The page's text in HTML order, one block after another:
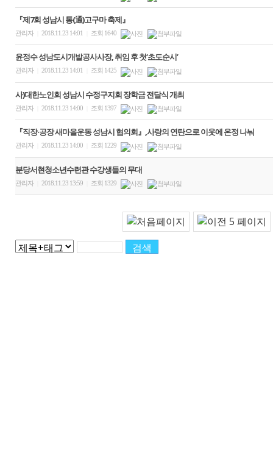
『제7회 성남시 통(通)고구마 축제』
관리자 2018.11.23 14:01 조회 1640
윤정수 성남도시개발공사사장, 취임 후 첫‘초도순시’
관리자 2018.11.23 14:01 조회 1425
사)대한노인회 성남시 수정구지회 장학금 전달식 개최
관리자 2018.11.23 14:00 조회 1397
『직장·공장 새마을운동 성남시 협의회』,사랑의 연탄으로 이웃에 온정 나눠
관리자 2018.11.23 14:00 조회 1229
분당서현청소년수련관 수강생들의 무대
관리자 2018.11.23 13:59 조회 1329